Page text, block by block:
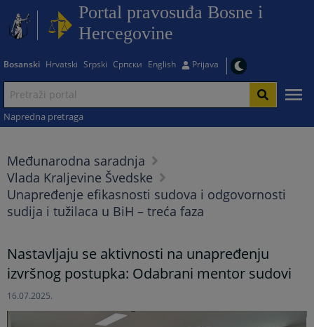
Portal pravosuđa Bosne i
Hercegovine
Bosanski Hrvatski Srpski Српски English Prijava
Napredna pretraga
Međunarodna saradnja
Vlada Kraljevine Švedske
Unapređenje efikasnosti sudova i odgovornosti
sudija i tužilaca u BiH – treća faza
Nastavljaju se aktivnosti na unapređenju
izvršnog postupka: Odabrani mentor sudovi
16.07.2025.